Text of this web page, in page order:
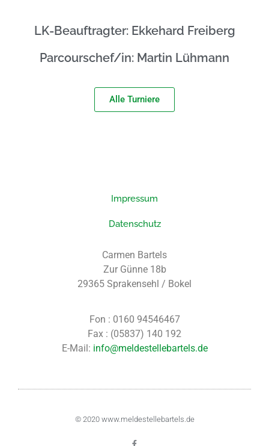
LK-Beauftragter: Ekkehard Freiberg
Parcourschef/in: Martin Lühmann
Alle Turniere
Impressum
Datenschutz
Carmen Bartels
Zur Günne 18b
29365 Sprakensehl / Bokel
Fon : 0160 94546467
Fax : (05837) 140 192
E-Mail: info@meldestellebartels.de
© 2020 www.meldestellebartels.de